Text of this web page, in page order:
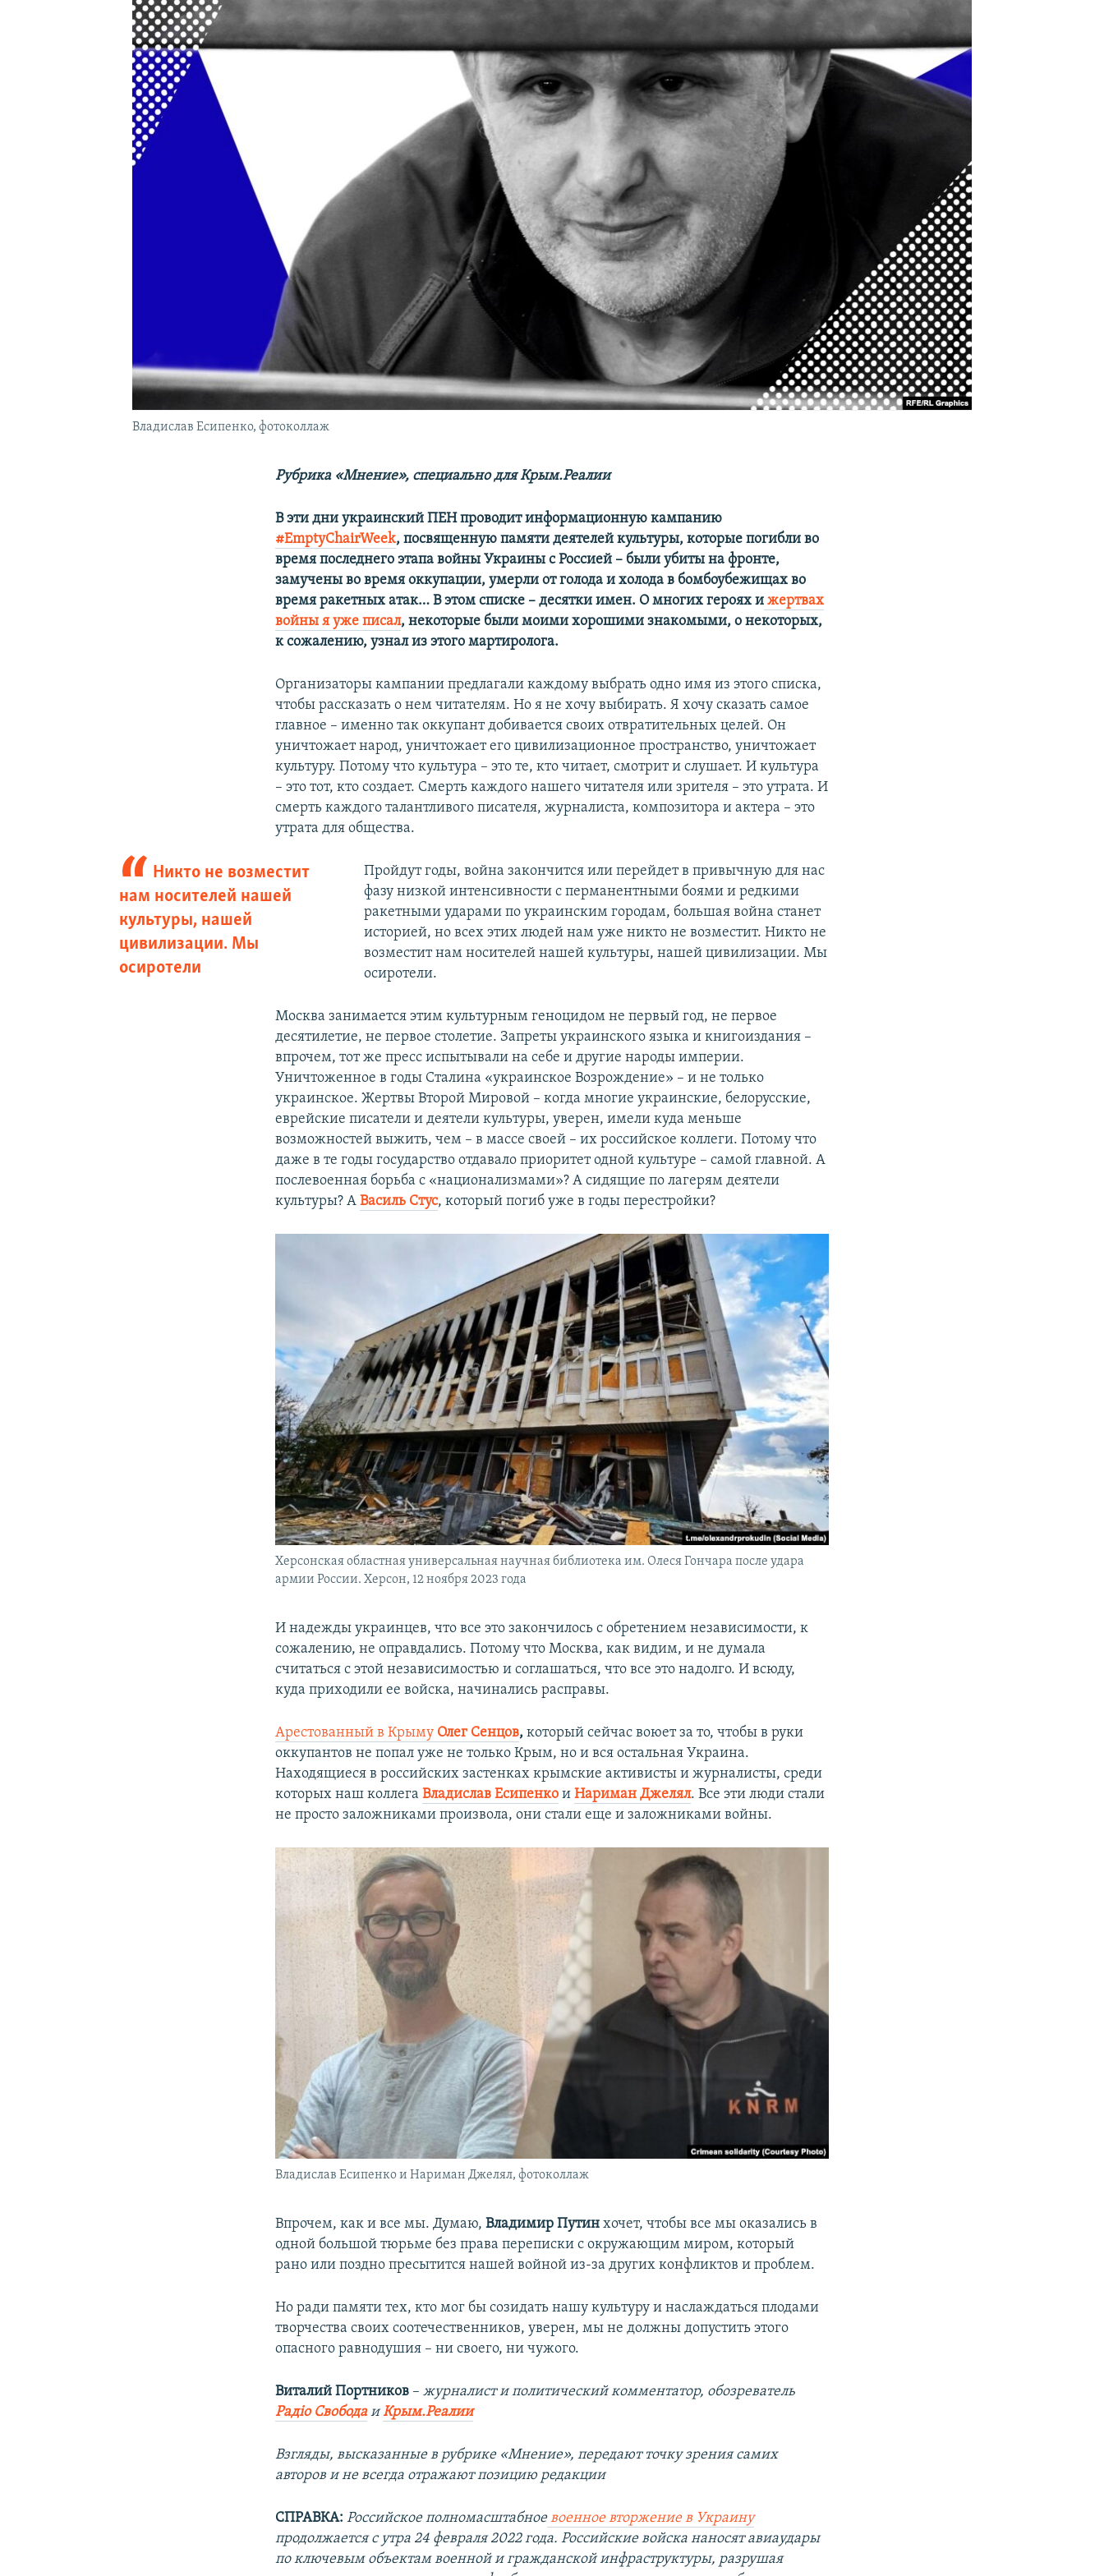
КРЫМ.НЕПОКОРЕННЫЙ
УКРАИНСКАЯ ПРОБЛЕМА КРЫМА
Владислав Есипенко, фотоколлаж
Рубрика «Мнение», специально для Крым.Реалии
В эти дни украинский ПЕН проводит информационную кампанию
#EmptyChairWeek, посвященную памяти деятелей культуры, которые погибли во
время последнего этапа войны Украины с Россией – были убиты на фронте,
замучены во время оккупации, умерли от голода и холода в бомбоубежищах во
время ракетных атак… В этом списке – десятки имен. О многих героях и жертвах
войны я уже писал, некоторые были моими хорошими знакомыми, о некоторых,
к сожалению, узнал из этого мартиролога.
Организаторы кампании предлагали каждому выбрать одно имя из этого списка,
чтобы рассказать о нем читателям. Но я не хочу выбирать. Я хочу сказать самое
главное – именно так оккупант добивается своих отвратительных целей. Он
уничтожает народ, уничтожает его цивилизационное пространство, уничтожает
культуру. Потому что культура – это те, кто читает, смотрит и слушает. И культура
– это тот, кто создает. Смерть каждого нашего читателя или зрителя – это утрата. И
смерть каждого талантливого писателя, журналиста, композитора и актера – это
утрата для общества.
Никто не возместит
нам носителей нашей
культуры, нашей
цивилизации. Мы
осиротели
Пройдут годы, война закончится или перейдет в привычную для нас
фазу низкой интенсивности с перманентными боями и редкими
ракетными ударами по украинским городам, большая война станет
историей, но всех этих людей нам уже никто не возместит. Никто не
возместит нам носителей нашей культуры, нашей цивилизации. Мы
осиротели.
Москва занимается этим культурным геноцидом не первый год, не первое
десятилетие, не первое столетие. Запреты украинского языка и книгоиздания –
впрочем, тот же пресс испытывали на себе и другие народы империи.
Уничтоженное в годы Сталина «украинское Возрождение» – и не только
украинское. Жертвы Второй Мировой – когда многие украинские, белорусские,
еврейские писатели и деятели культуры, уверен, имели куда меньше
возможностей выжить, чем – в массе своей – их российское коллеги. Потому что
даже в те годы государство отдавало приоритет одной культуре – самой главной. А
послевоенная борьба с «национализмами»? А сидящие по лагерям деятели
культуры? АВасиль Стус, который погиб уже в годы перестройки?
Херсонская областная универсальная научная библиотека им. Олеся Гончара после удара
армии России. Херсон, 12 ноября 2023 года
И надежды украинцев, что все это закончилось с обретением независимости, к
сожалению, не оправдались. Потому что Москва, как видим, и не думала
считаться с этой независимостью и соглашаться, что все это надолго. И всюду,
куда приходили ее войска, начинались расправы.
Арестованный в Крыму Олег Сенцов, который сейчас воюет за то, чтобы в руки
оккупантов не попал уже не только Крым, но и вся остальная Украина.
Находящиеся в российских застенках крымские активисты и журналисты, среди
которых наш коллегаВладислав Есипенко иНариман Джелял. Все эти люди стали
не просто заложниками произвола, они стали еще и заложниками войны.
Владислав Есипенко и Нариман Джелял, фотоколлаж
Впрочем, как и все мы. Думаю,Владимир Путин хочет, чтобы все мы оказались в
одной большой тюрьме без права переписки с окружающим миром, который
рано или поздно пресытится нашей войной из-за других конфликтов и проблем.
Но ради памяти тех, кто мог бы созидать нашу культуру и наслаждаться плодами
творчества своих соотечественников, уверен, мы не должны допустить этого
опасного равнодушия – ни своего, ни чужого.
Виталий Портников –журналист и политический комментатор, обозреватель
Радіо СвободаиКрым.Реалии
Взгляды, высказанные в рубрике «Мнение», передают точку зрения самих
авторов и не всегда отражают позицию редакции
СПРАВКА:Российское полномасштабноевоенное вторжение в Украину
продолжается с утра 24 февраля 2022 года. Российские войска наносят авиаудары
по ключевым объектам военной и гражданской инфраструктуры, разрушая